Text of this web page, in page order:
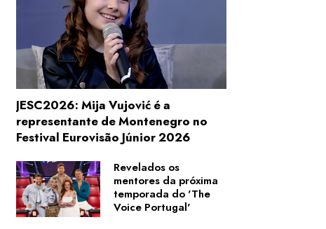
JESC2026: Mija Vujović é a
representante de Montenegro no
Festival Eurovisão Júnior 2026
Revelados os
mentores da próxima
temporada do 'The
Voice Portugal'